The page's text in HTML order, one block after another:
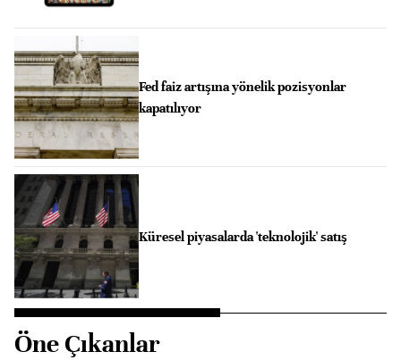
Fed faiz artışına yönelik pozisyonlar
kapatılıyor
Küresel piyasalarda 'teknolojik' satış
Öne Çıkanlar